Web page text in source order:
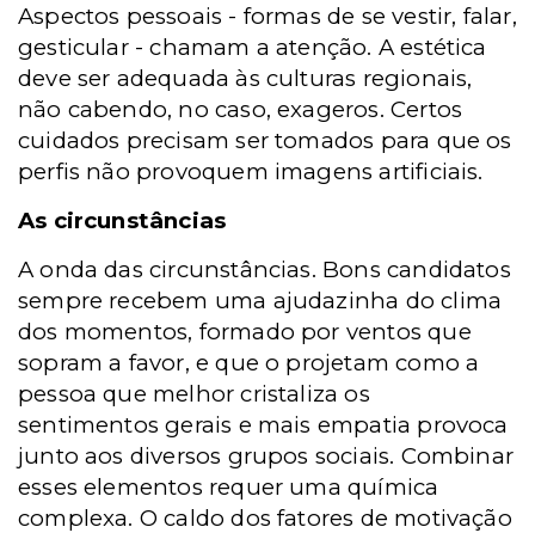
Aspectos pessoais - formas de se vestir, falar,
gesticular - chamam a atenção. A estética
deve ser adequada às culturas regionais,
não cabendo, no caso, exageros. Certos
cuidados precisam ser tomados para que os
perfis não provoquem imagens artificiais.
As circunstâncias
A onda das circunstâncias. Bons candidatos
sempre recebem uma ajudazinha do clima
dos momentos, formado por ventos que
sopram a favor, e que o projetam como a
pessoa que melhor cristaliza os
sentimentos gerais e mais empatia provoca
junto aos diversos grupos sociais. Combinar
esses elementos requer uma química
complexa. O caldo dos fatores de motivação